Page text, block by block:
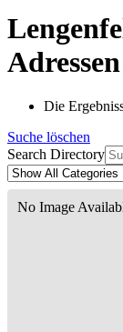
Die
Suche löschen
Search Directory
No Image